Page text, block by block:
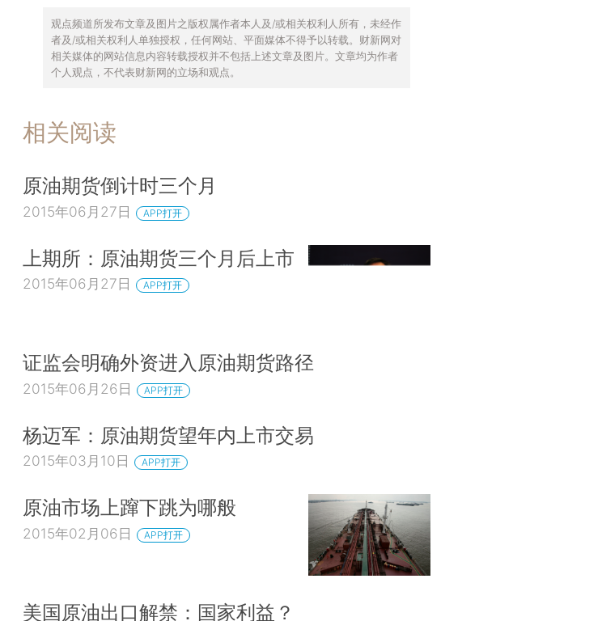
观点频道所发布文章及图片之版权属作者本人及/或相关权利人所有，未经作
者及/或相关权利人单独授权，任何网站、平面媒体不得予以转载。财新网对
相关媒体的网站信息内容转载授权并不包括上述文章及图片。文章均为作者
个人观点，不代表财新网的立场和观点。
相关阅读
原油期货倒计时三个月
2015年06月27日 APP打开
上期所：原油期货三个月后上市
2015年06月27日 APP打开
证监会明确外资进入原油期货路径
2015年06月26日 APP打开
杨迈军：原油期货望年内上市交易
2015年03月10日 APP打开
原油市场上蹿下跳为哪般
2015年02月06日 APP打开
美国原油出口解禁：国家利益？